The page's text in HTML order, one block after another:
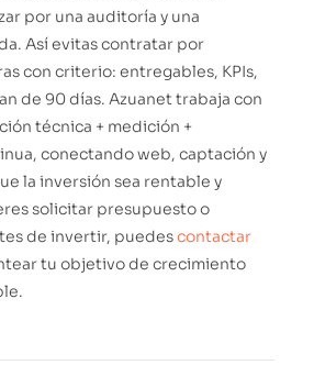
por una auditoría y una
Así evitas contratar por
con criterio: entregables, KPIs,
de 90 días. Azuanet trabaja con
técnica + medición +
conectando web, captación y
la inversión sea rentable y
solicitar presupuesto o
de invertir, puedescontactar
tu objetivo de crecimiento